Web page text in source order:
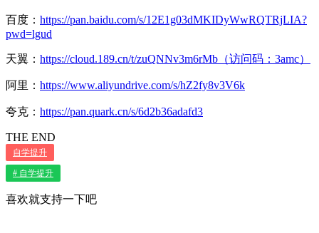
百度： https://pan.baidu.com/s/12E1g03dMKIDyWwRQTRjLIA?
pwd=lgud
天翼： https://cloud.189.cn/t/zuQNNv3m6rMb（访问码：3amc）
阿里： https://www.aliyundrive.com/s/hZ2fy8v3V6k
夸克： https://pan.quark.cn/s/6d2b36adafd3
THE END
自学提升
# 自学提升
喜欢就支持一下吧